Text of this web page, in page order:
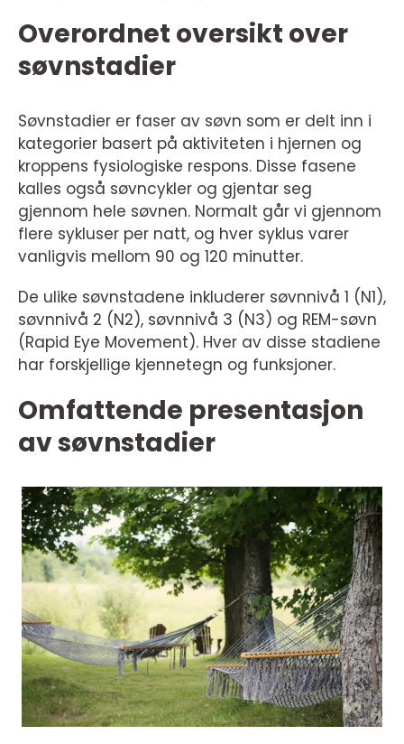
Overordnet oversikt over
søvnstadier
Søvnstadier er faser av søvn som er delt inn i
kategorier basert på aktiviteten i hjernen og
kroppens fysiologiske respons. Disse fasene
kalles også søvncykler og gjentar seg
gjennom hele søvnen. Normalt går vi gjennom
flere sykluser per natt, og hver syklus varer
vanligvis mellom 90 og 120 minutter.
De ulike søvnstadene inkluderer søvnnivå 1 (N1),
søvnnivå 2 (N2), søvnnivå 3 (N3) og REM-søvn
(Rapid Eye Movement). Hver av disse stadiene
har forskjellige kjennetegn og funksjoner.
Omfattende presentasjon
av søvnstadier